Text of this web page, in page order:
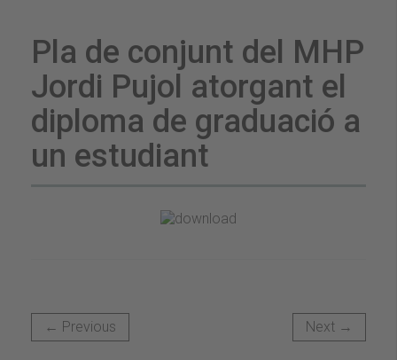
Pla de conjunt del MHP
Jordi Pujol atorgant el
diploma de graduació a
un estudiant
← Previous Next →